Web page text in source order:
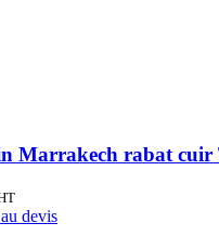
Marrakech rabat cuir
devis